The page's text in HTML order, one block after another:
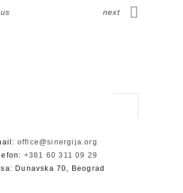
next
office@sinergija.org
+381 60 311 09 29
Dunavska 70, Beograd